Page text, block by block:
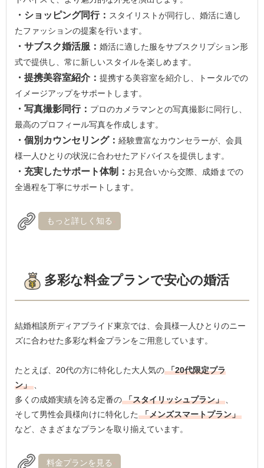
・ショッピング同行： スタイリストが同行し、婚活に適し
たファッションの提案を行います。
・サブスク婚活服：婚活に適した服をサブスクリプション形
式で提供し、常に新しいスタイルを楽しめます。
・提携美容室紹介：提携する美容室を紹介し、トータルでの
イメージアップをサポートします。
・写真撮影同行： プロのカメラマンとの写真撮影に同行し、
最高のプロフィール写真を作成します。
・個別カウンセリング：経験豊富なカウンセラーが、会員
様一人ひとりの状況に合わせたアドバイスを提供します。
・充実したサポート体制： お見合いから交際、成婚までの
全過程を丁寧にサポートします。
もっと詳しく知る
多彩な料金プランで安心の婚活
結婚相談所ディアブライド東京では、会員様一人ひとりのニー
ズに合わせた多彩な料金プランをご用意しています。
たとえば、20代の方に特化した大人気の 「20代限定プラ
ン」 、
多くの成婚実績を誇る定番の 「スタイリッシュプラン」
そして男性会員様向けに特化した 「メンズスマートプラン」
など、さまざまなプランを取り揃えています。
料金プランを見る